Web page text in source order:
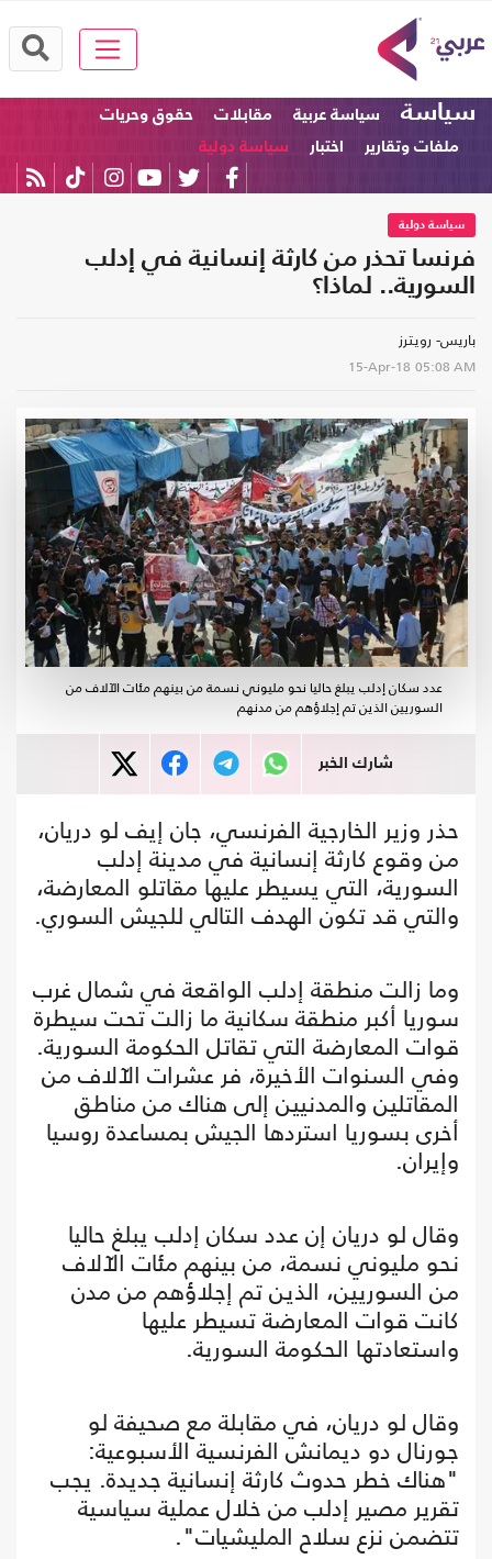
سياسة سياسة عربية مقابلات
حقوق وحريات
ملفات وتقارير
اختبار سياسة دولية
سياسة دولية
فرنسا تحذر من كارثة إنسانية في إدلب
السورية.. لماذا؟
باريس- رويترز
15-Apr-18 05:08 AM
عدد سكان إدلب يبلغ حاليا نحو مليوني نسمة من بينهم مئات الآلاف من
السوريين الذين تم إجلاؤهم من مدنهم
شارك الخبر
حذر وزير الخارجية الفرنسي، جان إيف لو دريان،
من وقوع كارثة إنسانية في مدينة إدلب
السورية، التي يسيطر عليها مقاتلو المعارضة،
والتي قد تكون الهدف التالي للجيش السوري.
وما زالت منطقة إدلب الواقعة في شمال غرب
سوريا أكبر منطقة سكانية ما زالت تحت سيطرة
قوات المعارضة التي تقاتل الحكومة السورية.
وفي السنوات الأخيرة، فر عشرات الآلاف من
المقاتلين والمدنيين إلى هناك من مناطق
أخرى بسوريا استردها الجيش بمساعدة روسيا
وإيران.
وقال لو دريان إن عدد سكان إدلب يبلغ حاليا
نحو مليوني نسمة، من بينهم مئات الآلاف
من السوريين، الذين تم إجلاؤهم من مدن
كانت قوات المعارضة تسيطر عليها
واستعادتها الحكومة السورية.
وقال لو دريان، في مقابلة مع صحيفة لو
جورنال دو ديمانش الفرنسية الأسبوعية:
"هناك خطر حدوث كارثة إنسانية جديدة. يجب
تقرير مصير إدلب من خلال عملية سياسية
تتضمن نزع سلاح المليشيات".